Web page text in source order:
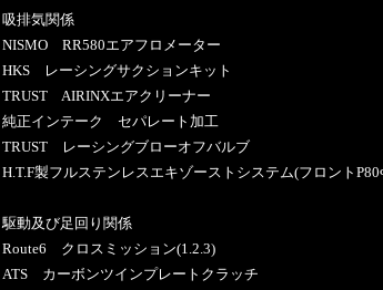
吸排気関係
NISMO RR580エアフロメーター
HKS レーシングサクションキット
TRUST AIRINXエアクリーナー
純正インテーク セパレート加工
TRUST レーシングブローオフバルブ
H.T.F製フルステンレスエキゾーストシステム(フロント
駆動及び足回り関係
Route6 クロスミッション(1.2.3)
ATS カーボンツインプレートクラッチ